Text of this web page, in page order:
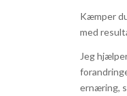
Kæmper
med
Jeg
ernæring,